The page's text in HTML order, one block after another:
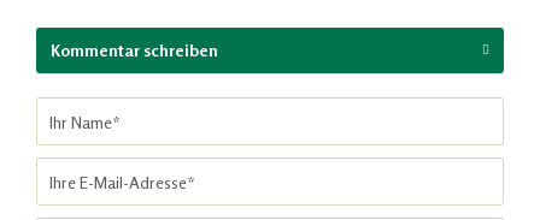
Kommentar schreiben